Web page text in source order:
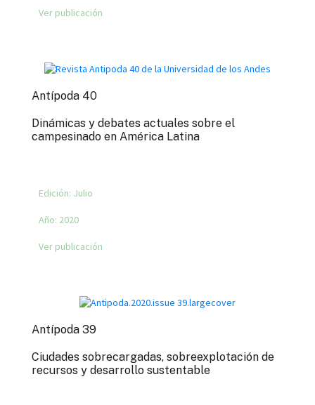
Ver publicación
Antípoda 40
Dinámicas y debates actuales sobre el
campesinado en América Latina
Edición: Julio
Año: 2020
Ver publicación
Antípoda 39
Ciudades sobrecargadas, sobreexplotación de
recursos y desarrollo sustentable